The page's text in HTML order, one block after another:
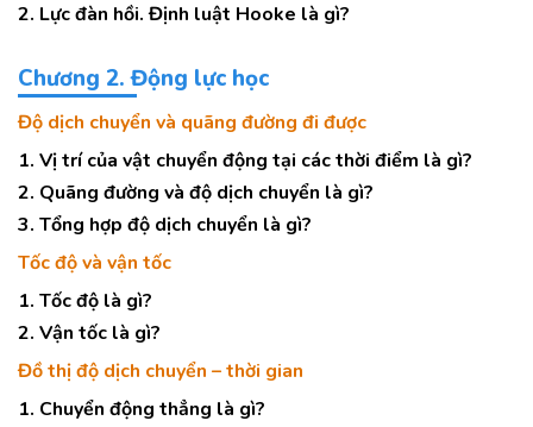
2. Lực đàn hồi. Định luật Hooke là gì?
Chương 2. Động lực học
Độ dịch chuyển và quãng đường đi được
1. Vị trí của vật chuyển động tại các thời điểm là gì?
2. Quãng đường và độ dịch chuyển là gì?
3. Tổng hợp độ dịch chuyển là gì?
Tốc độ và vận tốc
1. Tốc độ là gì?
2. Vận tốc là gì?
Đồ thị độ dịch chuyển – thời gian
1. Chuyển động thẳng là gì?